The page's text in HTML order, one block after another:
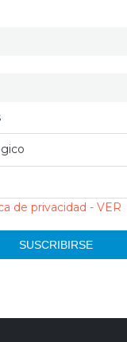
de privacidad - VER